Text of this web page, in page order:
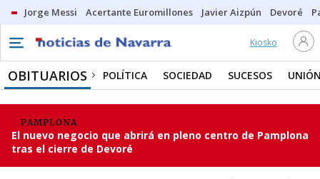
Jorge Messi Acertante Euromillones Javier Aizpún Devoré
Kiosko
OBITUARIOS POLÍTICA SOCIEDAD SUCESOS
PAMPLONA
El nuevo negocio que abrirá en pleno centro de Pamplona
tras el cierre de Devoré